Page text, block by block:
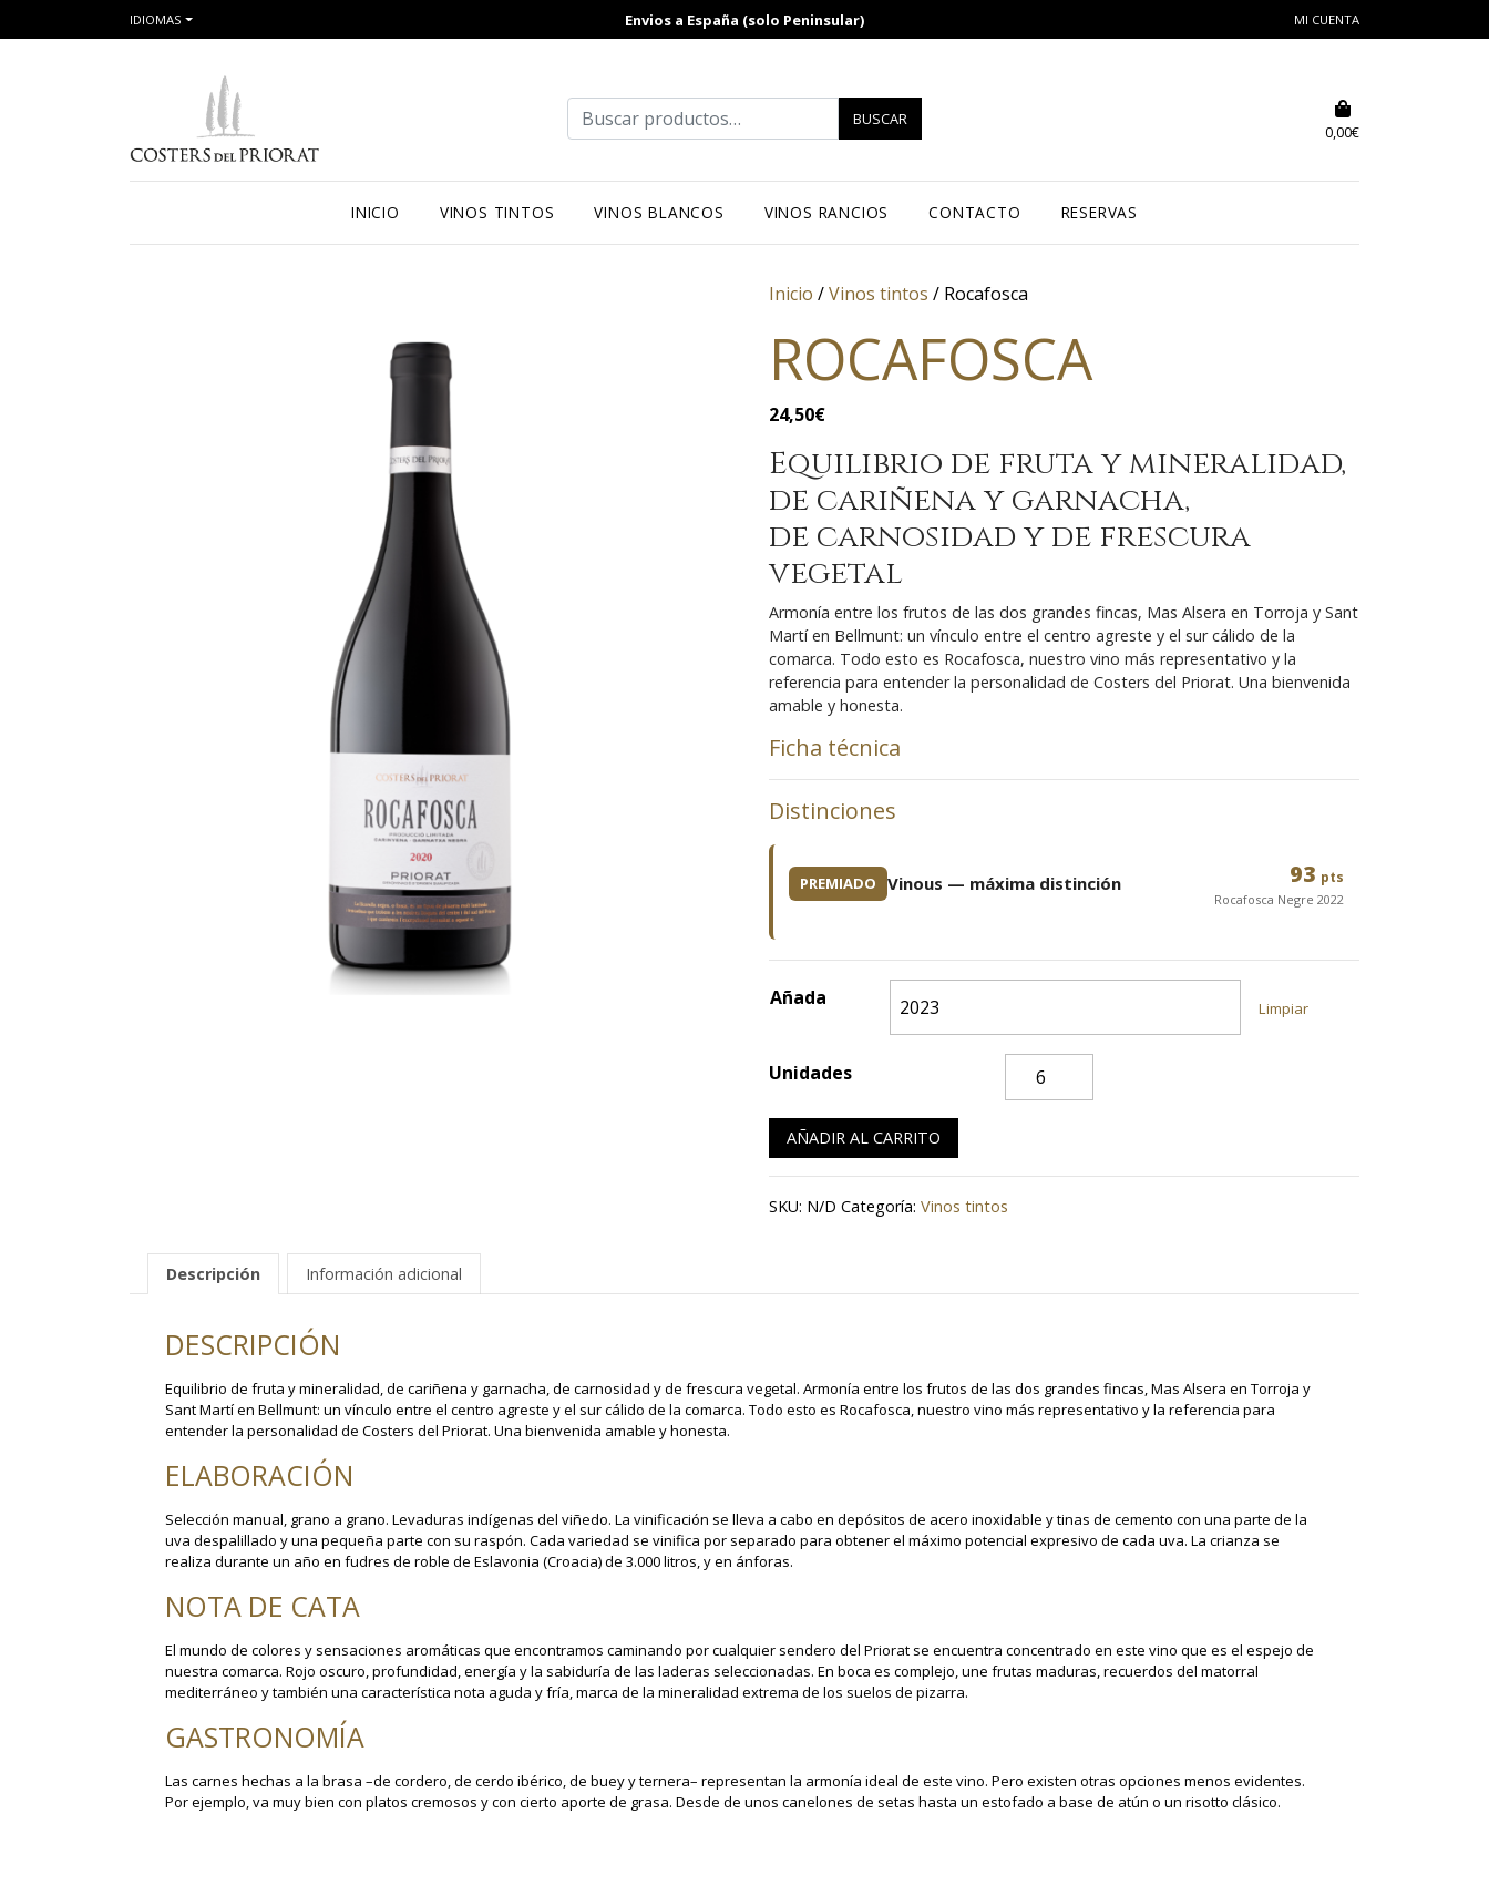
IDIOMAS Envios a España (solo Peninsular) MI CUENTA
INICIO VINOS TINTOS VINOS BLANCOS VINOS RANCIOS CONTACTO RESERVAS
BUSCAR
0,00€
Inicio /Vinos tintos / Rocafosca
ROCAFOSCA
24,50€
Equilibrio de fruta y mineralidad,
de cariñena y garnacha,
de carnosidad y de frescura
vegetal
Armonía entre los frutos de las dos grandes fincas, Mas Alsera en Torroja y Sant
Martí en Bellmunt: un vínculo entre el centro agreste y el sur cálido de la
comarca. Todo esto es Rocafosca, nuestro vino más representativo y la
referencia para entender la personalidad de Costers del Priorat. Una bienvenida
amable y honesta.
Ficha técnica
Distinciones
PREMIADO Vinous — máxima distinción 93 pts
Rocafosca Negre 2022
Añada Limpiar
Unidades
AÑADIR AL CARRITO
SKU: N/D Categoría:Vinos tintos
Descripción Información adicional
DESCRIPCIÓN
Equilibrio de fruta y mineralidad, de cariñena y garnacha, de carnosidad y de frescura vegetal. Armonía entre los frutos de las dos grandes fincas, Mas Alsera en Torroja y
Sant Martí en Bellmunt: un vínculo entre el centro agreste y el sur cálido de la comarca. Todo esto es Rocafosca, nuestro vino más representativo y la referencia para
entender la personalidad de Costers del Priorat. Una bienvenida amable y honesta.
ELABORACIÓN
Selección manual, grano a grano. Levaduras indígenas del viñedo. La vinificación se lleva a cabo en depósitos de acero inoxidable y tinas de cemento con una parte de la
uva despalillado y una pequeña parte con su raspón. Cada variedad se vinifica por separado para obtener el máximo potencial expresivo de cada uva. La crianza se
realiza durante un año en fudres de roble de Eslavonia (Croacia) de 3.000 litros, y en ánforas.
NOTA DE CATA
El mundo de colores y sensaciones aromáticas que encontramos caminando por cualquier sendero del Priorat se encuentra concentrado en este vino que es el espejo de
nuestra comarca. Rojo oscuro, profundidad, energía y la sabiduría de las laderas seleccionadas. En boca es complejo, une frutas maduras, recuerdos del matorral
mediterráneo y también una característica nota aguda y fría, marca de la mineralidad extrema de los suelos de pizarra.
GASTRONOMÍA
Las carnes hechas a la brasa –de cordero, de cerdo ibérico, de buey y ternera– representan la armonía ideal de este vino. Pero existen otras opciones menos evidentes.
Por ejemplo, va muy bien con platos cremosos y con cierto aporte de grasa. Desde de unos canelones de setas hasta un estofado a base de atún o un risotto clásico.